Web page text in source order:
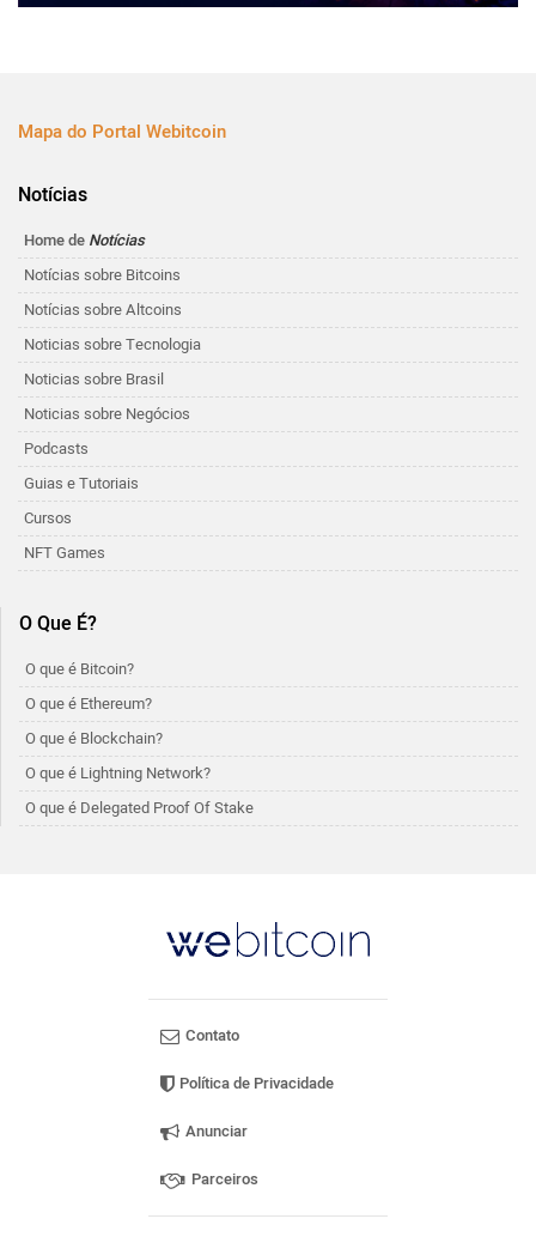
Mapa do Portal Webitcoin
Notícias
Home de Notícias
Notícias sobre Bitcoins
Notícias sobre Altcoins
Noticias sobre Tecnologia
Noticias sobre Brasil
Noticias sobre Negócios
Podcasts
Guias e Tutoriais
Cursos
NFT Games
O Que É?
O que é Bitcoin?
O que é Ethereum?
O que é Blockchain?
O que é Lightning Network?
O que é Delegated Proof Of Stake
Contato
Política de Privacidade
Anunciar
Parceiros